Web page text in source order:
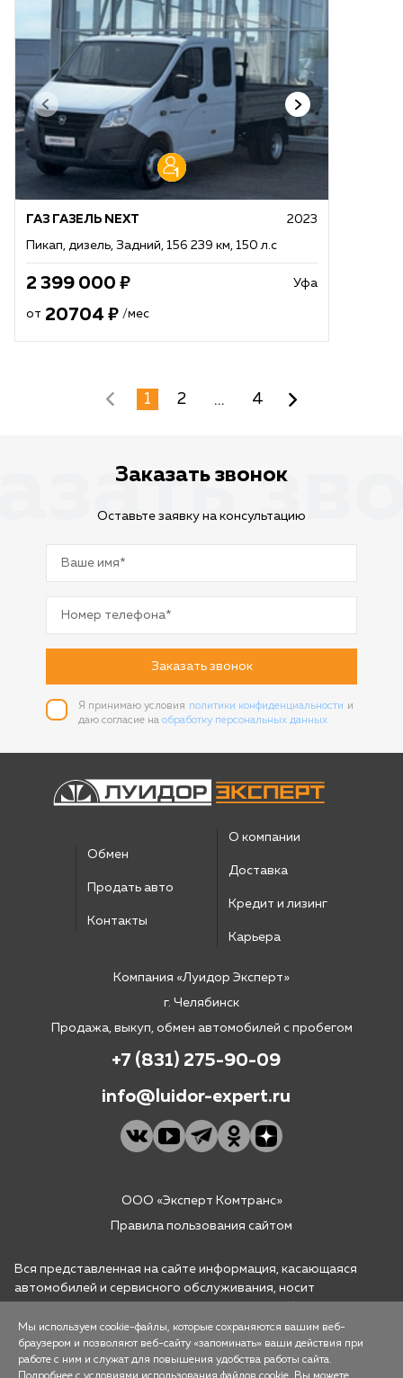
ГАЗ ГАЗЕЛЬ NEXT 2023
Пикап, дизель, Задний, 156 239 км, 150 л.с
2 399 000 Уфа
от 20704 /мес
1 2 ... 4
Заказать звонок
Оставьте заявку на консультацию
Заказать звонок
Я принимаю условия политики конфиденциальности и
даю согласие на обработку персональных данных
Обмен
Продать авто
Контакты
О компании
Доставка
Кредит и лизинг
Карьера
Компания «Луидор Эксперт»
г. Челябинск
Продажа, выкуп, обмен автомобилей с пробегом
+7 (831) 275-90-09
info@luidor-expert.ru
ООО «Эксперт Комтранс»
Правила пользования сайтом
Вся представленная на сайте информация, касающаяся
автомобилей и сервисного обслуживания, носит
офертой, определяемой положениями ст. 437 (2) ГК РФ. Для
получения подробной информации просьба обращаться в
офисы компании "Луидор-Эксперт" (ООО "Эксперт-
Мы используем cookie-файлы, которые сохраняются вашим веб-
браузером и позволяют веб-сайту «запоминать» ваши действия при
работе с ним и служат для повышения удобства работы сайта.